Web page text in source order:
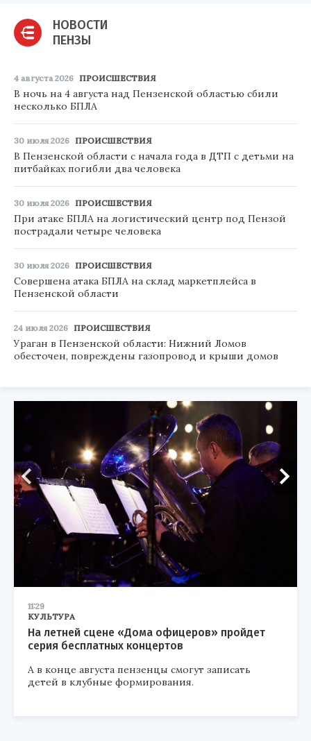
НОВОСТИ
ПЕНЗЫ
4 августа 2026 ПРОИСШЕСТВИЯ
В ночь на 4 августа над Пензенской областью сбили
несколько БПЛА
30 июля 2026 ПРОИСШЕСТВИЯ
В Пензенской области с начала года в ДТП с детьми на
питбайках погибли два человека
30 июля 2026 ПРОИСШЕСТВИЯ
При атаке БПЛА на логистический центр под Пензой
пострадали четыре человека
30 июля 2026 ПРОИСШЕСТВИЯ
Совершена атака БПЛА на склад маркетплейса в
Пензенской области
24 июля 2026 ПРОИСШЕСТВИЯ
Ураган в Пензенской области: Нижний Ломов
обесточен, повреждены газопровод и крыши домов
11:29
КУЛЬТУРА
На летней сцене «Дома офицеров» пройдет
серия бесплатных концертов
А в конце августа пензенцы смогут записать
детей в клубные формирования.